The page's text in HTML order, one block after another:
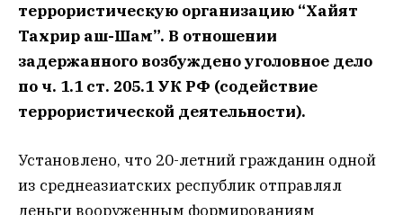
террористическую организацию “Хайят
Тахрир аш-Шам”. В отношении
задержанного возбуждено уголовное дело
по ч. 1.1 ст. 205.1 УК РФ (содействие
террористической деятельности).
Установлено, что 20-летний гражданин одной
из среднеазиатских республик отправлял
деньги вооруженным формированиям